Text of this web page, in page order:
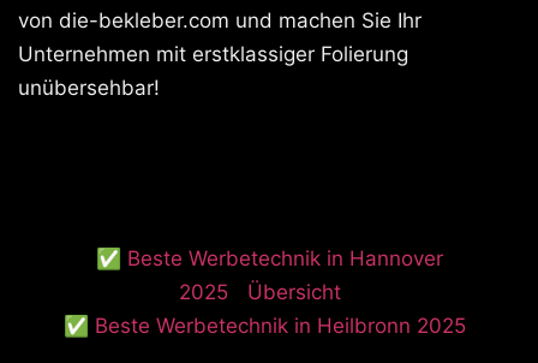
von die-bekleber.com und machen Sie Ihr
Unternehmen mit erstklassiger Folierung
unübersehbar!
✅ Beste Werbetechnik in Hannover
2025
Übersicht
✅ Beste Werbetechnik in Heilbronn 2025